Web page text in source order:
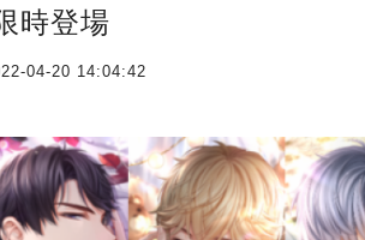
時登場
04-20 14:04:42